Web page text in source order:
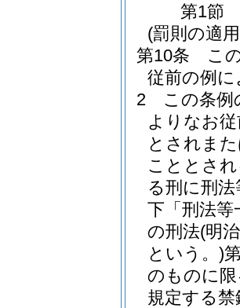
第1節
(罰則の適
第10条
こ
従前の例
2
この条例
よりなお
とされま
こととさ
る刑に刑
下「刑法等
の刑法(明
という。)
のものに
規定する禁